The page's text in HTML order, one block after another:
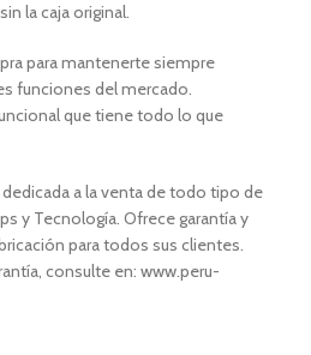
la caja original.
para mantenerte siempre
funciones del mercado.
que tiene todo lo que
a la venta de todo tipo de
y Tecnología. Ofrece garantía y
para todos sus clientes.
consulte en: www.peru-